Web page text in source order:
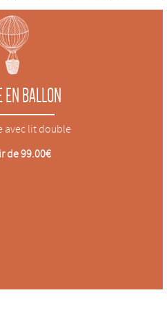
EN BALLON
avec lit double
de 99.00€